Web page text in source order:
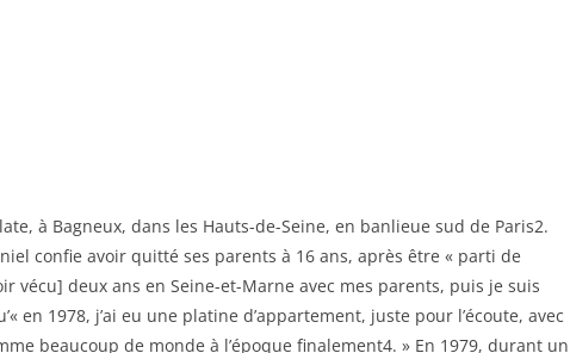
à Bagneux, dans les Hauts-de-Seine, en banlieue sud de Paris2.
confie avoir quitté ses parents à 16 ans, après être « parti de
vécu] deux ans en Seine-et-Marne avec mes parents, puis je suis
en 1978, j’ai eu une platine d’appartement, juste pour l’écoute, avec
beaucoup de monde à l’époque finalement4. » En 1979, durant un